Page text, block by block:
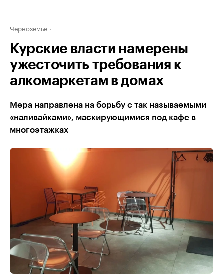
Черноземье
Курские власти намерены
ужесточить требования к
алкомаркетам в домах
Мера направлена на борьбу с так называемыми
«наливайками», маскирующимися под кафе в
многоэтажках